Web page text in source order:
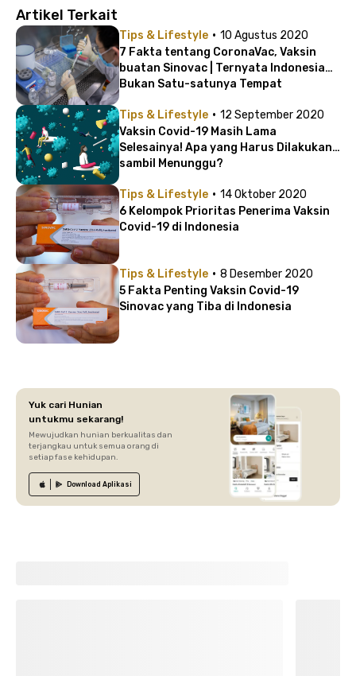
Artikel Terkait
Tips & Lifestyle · 10 Agustus 2020
7 Fakta tentang CoronaVac, Vaksin
buatan Sinovac | Ternyata Indonesia
Bukan Satu-satunya Tempat
Tips & Lifestyle · 12 September 2020
Vaksin Covid-19 Masih Lama
Selesainya! Apa yang Harus Dilakukan
sambil Menunggu?
Tips & Lifestyle · 14 Oktober 2020
6 Kelompok Prioritas Penerima Vaksin
Covid-19 di Indonesia
Tips & Lifestyle · 8 Desember 2020
5 Fakta Penting Vaksin Covid-19
Sinovac yang Tiba di Indonesia
Yuk cari Hunian
untukmu sekarang!
Mewujudkan hunian berkualitas dan
terjangkau untuk semua orang di
setiap fase kehidupan.
Download Aplikasi